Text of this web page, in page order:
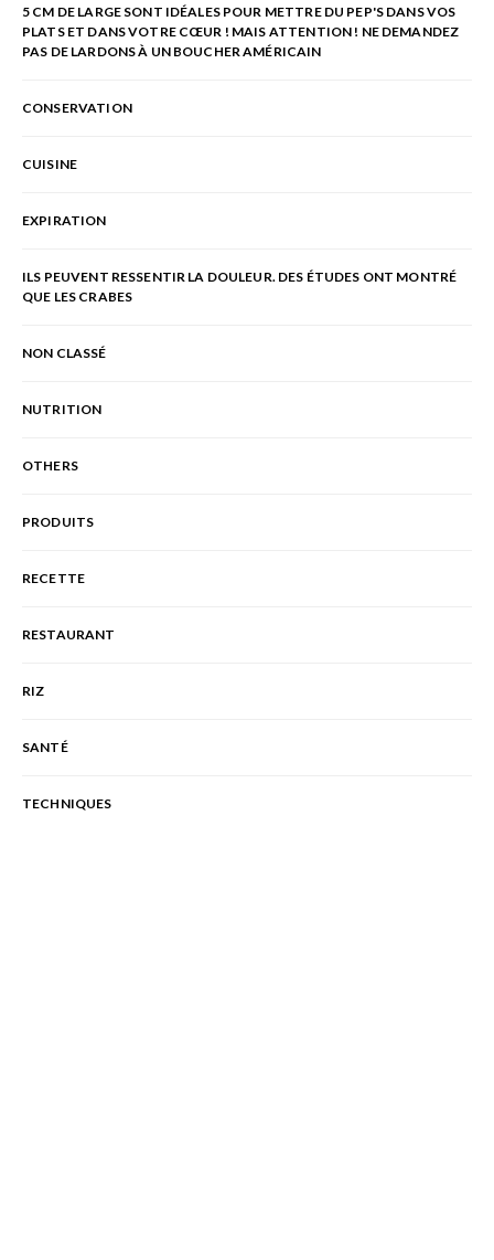
5 CM DE LARGE SONT IDÉALES POUR METTRE DU PEP'S DANS VOS
PLATS ET DANS VOTRE CŒUR ! MAIS ATTENTION ! NE DEMANDEZ
PAS DE LARDONS À UN BOUCHER AMÉRICAIN
CONSERVATION
CUISINE
EXPIRATION
ILS PEUVENT RESSENTIR LA DOULEUR. DES ÉTUDES ONT MONTRÉ
QUE LES CRABES
NON CLASSÉ
NUTRITION
OTHERS
PRODUITS
RECETTE
RESTAURANT
RIZ
SANTÉ
TECHNIQUES